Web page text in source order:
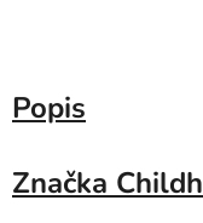
Popis
Značka